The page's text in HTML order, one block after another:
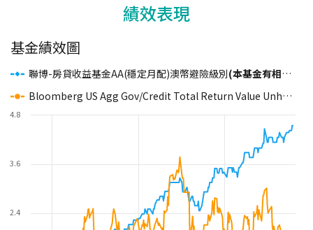
績效表現
基金績效圖
聯博-房貸收益基金AA(穩定月配)澳幣避險級別(本基金有相當比重投資於非投資等級之高風險債券且配息來源可能為本金)
Bloomberg US Agg Gov/Credit Total Return Value Unhedged USD
2.4
3.6
4.8